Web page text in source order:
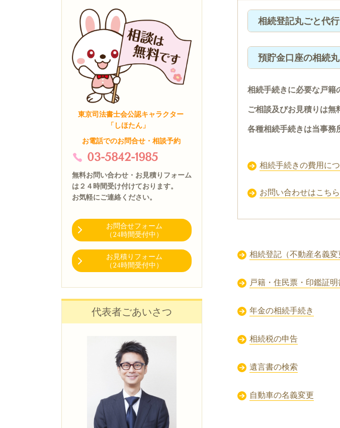
相続登記丸ごと代
預貯金口座の相続
相続手続きに必要な戸籍
ご相談及びお見積りは無
各種相続手続きは当事務
相続手続きの費用に
お問い合わせはこちら
相続登記（不動産名義
戸籍・住民票・印鑑証
年金の相続手続き
相続税の申告
遺言書の検索
自動車の名義変更
東京司法書士会公認キャラクター
「しほたん」
お電話でのお問合せ・相談予約
03-5842-1985
無料お問い合わせ・お見積りフォーム
は２４時間受け付けております。
お気軽にご連絡ください。
お問合せフォーム
（24時間受付中）
お見積りフォーム
（24時間受付中）
代表者ごあいさつ